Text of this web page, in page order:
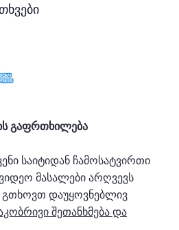
გაფრთხილება
საიტიდან ჩამოსატვირთი
მასალები არღვევს
დაუყოვნებლივ
შეთანხმება და